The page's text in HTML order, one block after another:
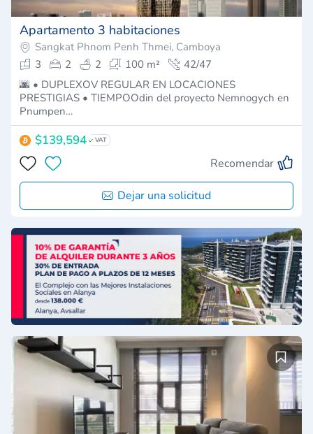
Apartamento 3 habitaciones
Sangkat Phnom Penh Thmei, Camboya
3
2 2 100 m²
42/47
🌆 • DUPLEXOV REGULAR EN LOCACIONES
PRESTIGIAS • TIEMPOOdin del proyecto Nemnogych en
Pnumpen…
$139,594 VAT
Recomendar
Dejar una solicitud